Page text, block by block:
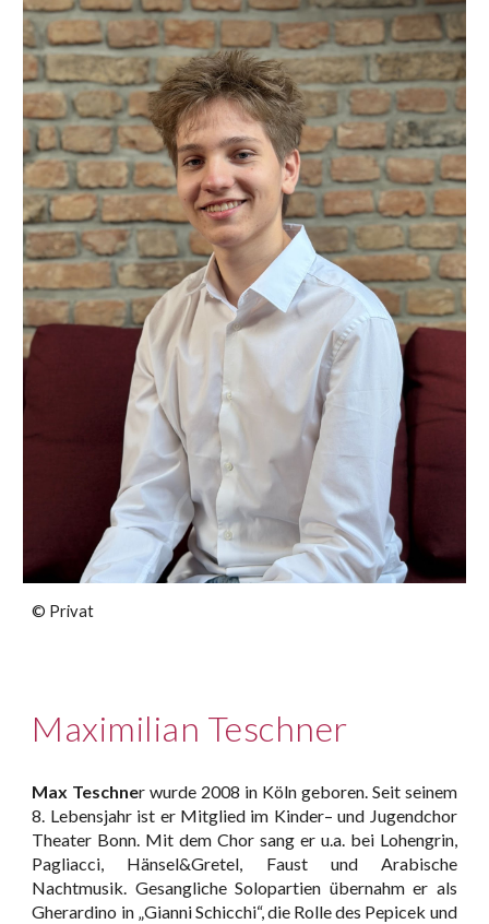
© Privat
Maximilian Teschner
Max Teschner wurde 2008 in Köln geboren. Seit seinem
8. Lebensjahr ist er Mitglied im Kinder– und Jugendchor
Theater Bonn. Mit dem Chor sang er u.a. bei Lohengrin,
Pagliacci, Hänsel&Gretel, Faust und Arabische
Nachtmusik. Gesangliche Solopartien übernahm er als
Gherardino in „Gianni Schicchi“, die Rolle des Pepicek und